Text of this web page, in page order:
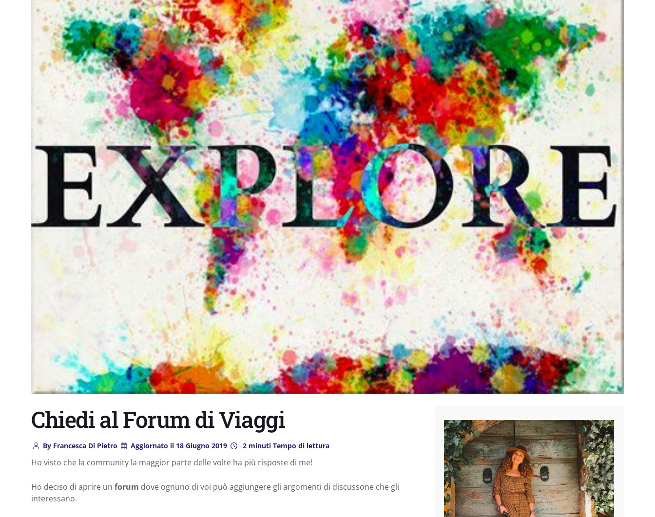
Chiedi al Forum di Viaggi
ByFrancesca Di Pietro Aggiornato il 18 Giugno 2019 2 minuti Tempo di lettura
Ho visto che la community la maggior parte delle volte ha più risposte di me!
Ho deciso di aprire un forum dove ognuno di voi può aggiungere gli argomenti di discussone che gli
interessano.